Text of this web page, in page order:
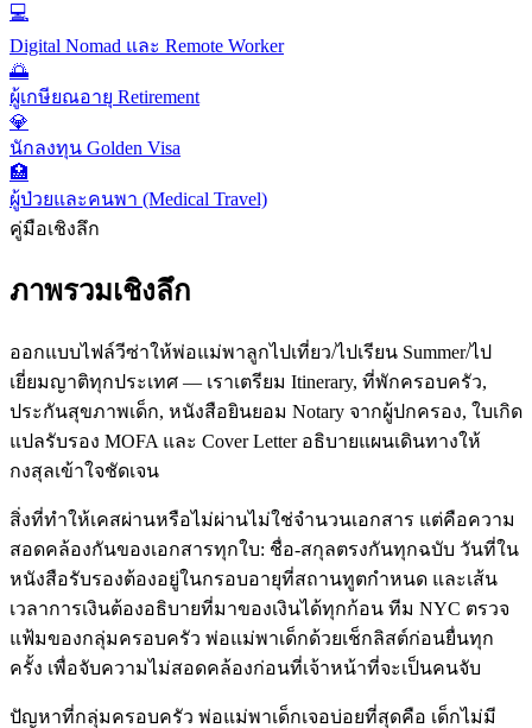
💻
Digital Nomad และ Remote Worker
🌅
ผู้เกษียณอายุ Retirement
💎
นักลงทุน Golden Visa
🏥
ผู้ป่วยและคนพา (Medical Travel)
คู่มือเชิงลึก
ภาพรวมเชิงลึก
ออกแบบไฟล์วีซ่าให้พ่อแม่พาลูกไปเที่ยว/ไปเรียน Summer/ไป
เยี่ยมญาติทุกประเทศ — เราเตรียม Itinerary, ที่พักครอบครัว,
ประกันสุขภาพเด็ก, หนังสือยินยอม Notary จากผู้ปกครอง, ใบเกิด
แปลรับรอง MOFA และ Cover Letter อธิบายแผนเดินทางให้
กงสุลเข้าใจชัดเจน
สิ่งที่ทำให้เคสผ่านหรือไม่ผ่านไม่ใช่จำนวนเอกสาร แต่คือความ
สอดคล้องกันของเอกสารทุกใบ: ชื่อ-สกุลตรงกันทุกฉบับ วันที่ใน
หนังสือรับรองต้องอยู่ในกรอบอายุที่สถานทูตกำหนด และเส้น
เวลาการเงินต้องอธิบายที่มาของเงินได้ทุกก้อน ทีม NYC ตรวจ
แฟ้มของกลุ่มครอบครัว พ่อแม่พาเด็กด้วยเช็กลิสต์ก่อนยื่นทุก
ครั้ง เพื่อจับความไม่สอดคล้องก่อนที่เจ้าหน้าที่จะเป็นคนจับ
ปัญหาที่กลุ่มครอบครัว พ่อแม่พาเด็กเจอบ่อยที่สุดคือ เด็กไม่มี